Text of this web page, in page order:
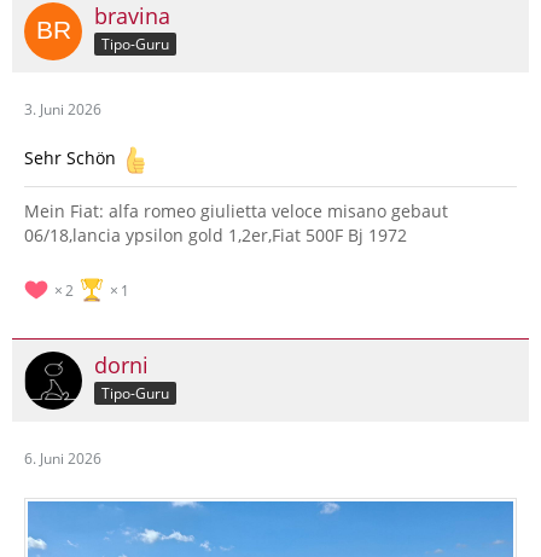
bravina
Tipo-Guru
3. Juni 2026
Sehr Schön
Mein Fiat: alfa romeo giulietta veloce misano gebaut
06/18,lancia ypsilon gold 1,2er,Fiat 500F Bj 1972
2 1
dorni
Tipo-Guru
6. Juni 2026